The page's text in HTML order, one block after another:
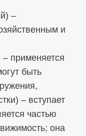
–
и
применяется
быть
– вступает
частью
она